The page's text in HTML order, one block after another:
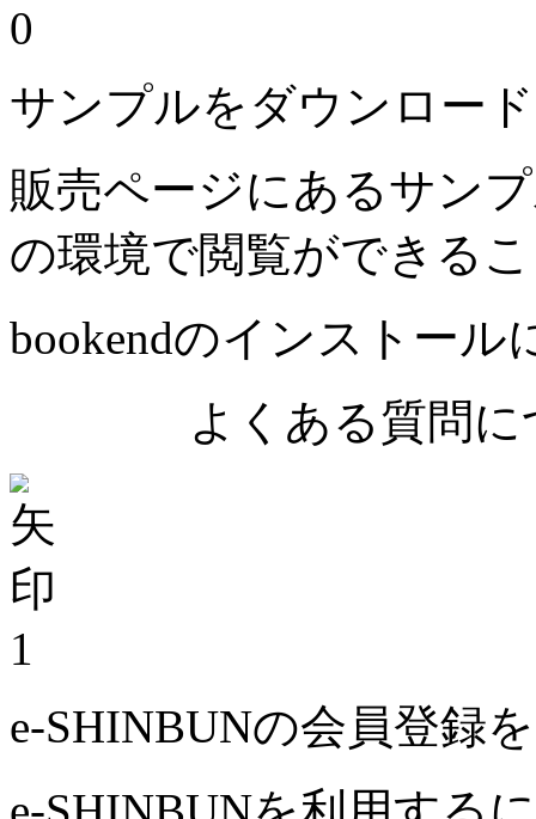
0
サンプルをダウンロー
販売ページにあるサン
の環境で閲覧ができる
bookendのインストール
よくある質問に
1
e-SHINBUNの会員登録